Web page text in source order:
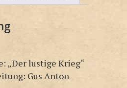
„Der lustige Krieg“
Gus Anton